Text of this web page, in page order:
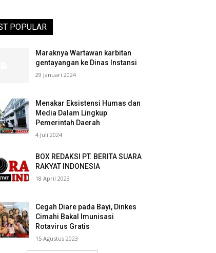
POPULAR
Maraknya Wartawan karbitan
gentayangan ke Dinas Instansi
29 Januari 2024
Menakar Eksistensi Humas dan
Media Dalam Lingkup
Pemerintah Daerah
4 Juli 2024
BOX REDAKSI PT. BERITA SUARA
RAKYAT INDONESIA
18 April 2023
Cegah Diare pada Bayi, Dinkes
Cimahi Bakal Imunisasi
Rotavirus Gratis
15 Agustus 2023